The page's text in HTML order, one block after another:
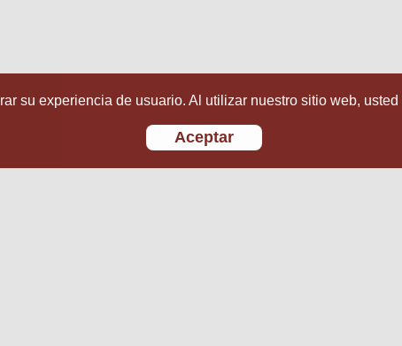
su experiencia de usuario. Al utilizar nuestro sitio web,
Aceptar